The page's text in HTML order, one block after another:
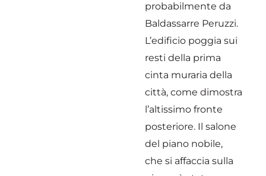
probabilmente da
Baldassarre Peruzzi.
L’edificio poggia sui
resti della prima
cinta muraria della
città, come dimostra
l’altissimo fronte
posteriore. Il salone
del piano nobile,
che si affaccia sulla